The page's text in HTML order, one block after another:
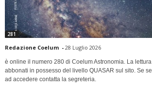
281
Redazione Coelum - 28 Luglio 2026
è online il numero 280 di Coelum Astronomia. La
abbonati in possesso del livello QUASAR sul sito. Se
ad accedere contatta la segreteria.